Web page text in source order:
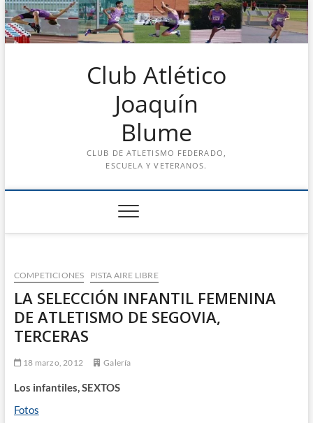
Saltar
al
contenido
Club Atlético
Joaquín
Blume
CLUB DE ATLETISMO FEDERADO,
ESCUELA Y VETERANOS.
COMPETICIONES PISTA AIRE LIBRE
LA SELECCIÓN INFANTIL FEMENINA
DE ATLETISMO DE SEGOVIA,
TERCERAS
18 marzo, 2012 Galería
Los infantiles, SEXTOS
Fotos